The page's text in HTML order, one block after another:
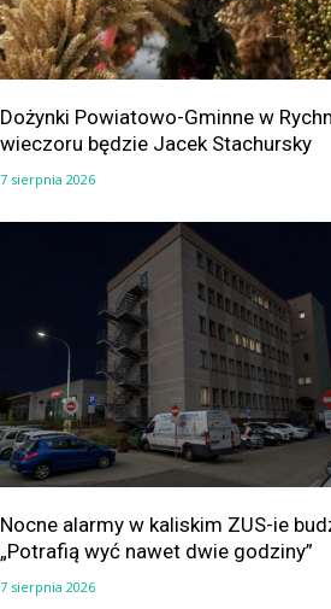
Dożynki Powiatowo-Gminne w
wieczoru będzie Jacek Stachursky
7 sierpnia 2026
Nocne alarmy w kaliskim ZUS-ie
„Potrafią wyć nawet dwie godziny”
7 sierpnia 2026